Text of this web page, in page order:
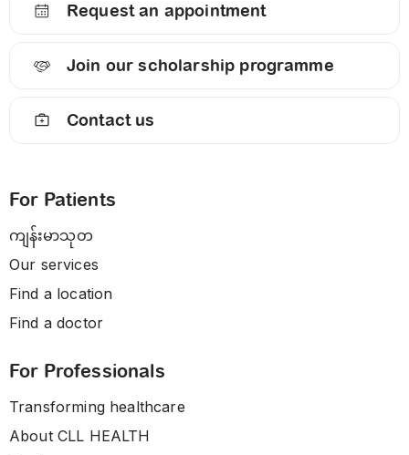
Request an appointment
Join our scholarship programme
Contact us
For Patients
ကျန်းမာသုတ
Our services
Find a location
Find a doctor
For Professionals
Transforming healthcare
About CLL HEALTH